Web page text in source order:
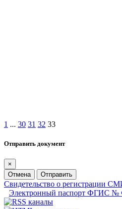
1 ... 30 31 32 33
Отправить документ
×
Отмена
Отправить
Свидетельство о регистрации
Электронный паспорт ФГИС №